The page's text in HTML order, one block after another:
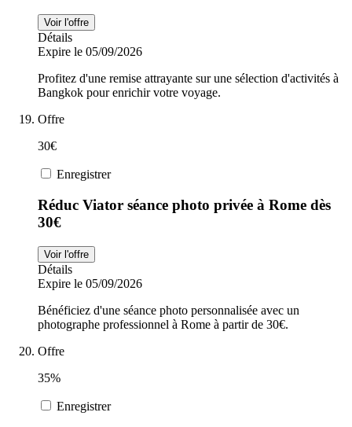
Voir l'offre
Détails
Expire le 05/09/2026
Profitez d'une remise attrayante sur une sélection d'activités à
Bangkok pour enrichir votre voyage.
Offre
30€
Enregistrer
Réduc Viator séance photo privée à Rome dès
30€
Voir l'offre
Détails
Expire le 05/09/2026
Bénéficiez d'une séance photo personnalisée avec un
photographe professionnel à Rome à partir de 30€.
Offre
35%
Enregistrer